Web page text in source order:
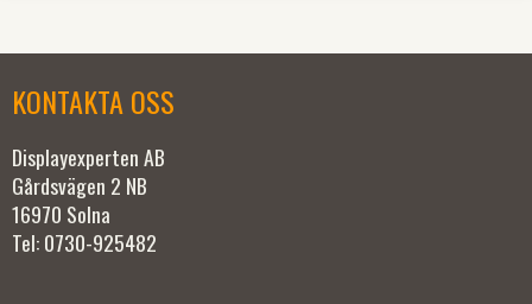
KONTAKTA OSS
Displayexperten AB
Gårdsvägen 2 NB
16970 Solna
Tel: 0730-925482